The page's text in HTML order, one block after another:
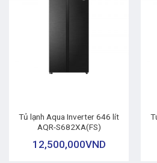
Tủ lạnh Aqua Inverter 646 lít
AQR-S682XA(FS)
12,500,000VND